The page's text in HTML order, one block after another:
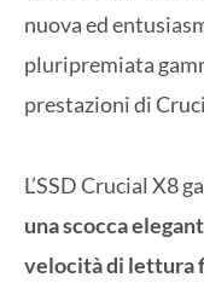
nuova ed
pluripremiata
prestazioni di
L’SSD Crucial X8
una scocca
velocità di lettura